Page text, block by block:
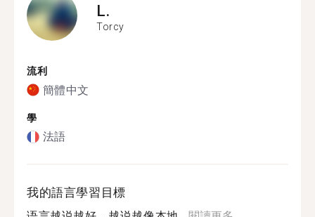
L.
Torcy
流利
簡體中文
學
法語
我的語言學習目標